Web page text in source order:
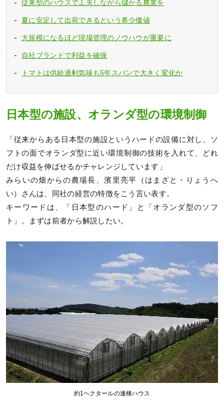
従来型のハウスで工夫しながら儲かる農業を
夏に安定して出荷できるという希少価値
大規模になるほど現場管理のノウハウが重要に
自社ブランドで利益を確保
トマトは供給過剰気味も5年スパンで大きく変化か
日本型の施設、オランダ型の環境制御
「従来からある日本型の施設というハードの設備に対し、ソ
フトの面でオランダ型に近い環境制御の技術を入れて、どれ
だけ収益を伸ばせるかチャレンジしています」
みらいの畑からの農場長、濱里亮平（はまざと・りょうへ
い）さんは、同社の経営の特徴をこう言い表す。
キーワードは、「日本型のハード」と「オランダ型のソフ
ト」。まずは前者から解説したい。
約1ヘクタールの連棟ハウス